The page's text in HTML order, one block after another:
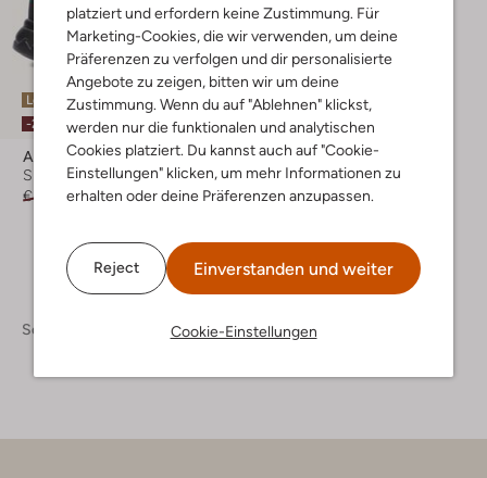
platziert und erfordern keine Zustimmung. Für
Marketing-Cookies, die wir verwenden, um deine
Präferenzen zu verfolgen und dir personalisierte
Angebote zu zeigen, bitten wir um deine
Zustimmung. Wenn du auf "Ablehnen" klickst,
werden nur die funktionalen und analytischen
Cookies platziert. Du kannst auch auf "Cookie-
Einstellungen" klicken, um mehr Informationen zu
erhalten oder deine Präferenzen anzupassen.
Reject Einverstanden und weiter
Cookie-Einstellungen
Letzter Artikel
-20%
Adidas
Sneaker Low
€ 59,95 € 47,95
Schuhe